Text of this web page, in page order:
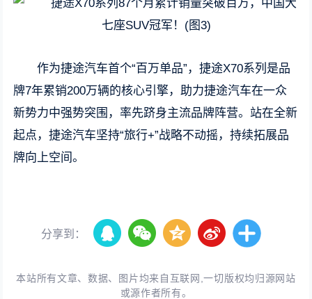
作为捷途汽车首个“百万单品”，捷途X70系列是品
牌7年累销200万辆的核心引擎，助力捷途汽车在一众
新势力中强势突围，率先跻身主流品牌阵营。站在全新
起点，捷途汽车坚持“旅行+”战略不动摇，持续拓展品
牌向上空间。
分享到：
本站所有文章、数据、图片均来自互联网,一切版权均归源网站
或源作者所有。